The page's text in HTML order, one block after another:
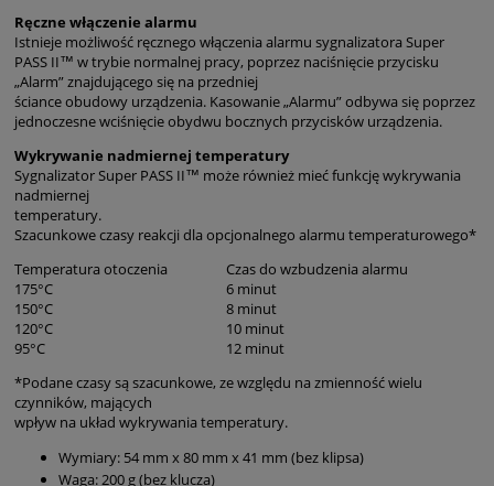
Ręczne włączenie alarmu
Istnieje możliwość ręcznego włączenia alarmu sygnalizatora Super
PASS II™ w trybie normalnej pracy, poprzez naciśnięcie przycisku
„Alarm” znajdującego się na przedniej
ściance obudowy urządzenia. Kasowanie „Alarmu” odbywa się poprzez
jednoczesne wciśnięcie obydwu bocznych przycisków urządzenia.
Wykrywanie nadmiernej temperatury
Sygnalizator Super PASS II™ może również mieć funkcję wykrywania
nadmiernej
temperatury.
Szacunkowe czasy reakcji dla opcjonalnego alarmu temperaturowego*
Temperatura otoczenia
Czas do wzbudzenia alarmu
175°C
6 minut
150°C
8 minut
120°C
10 minut
95°C
12 minut
*Podane czasy są szacunkowe, ze względu na zmienność wielu
czynników, mających
wpływ na układ wykrywania temperatury.
Wymiary: 54 mm x 80 mm x 41 mm (bez klipsa)
Waga: 200 g (bez klucza)